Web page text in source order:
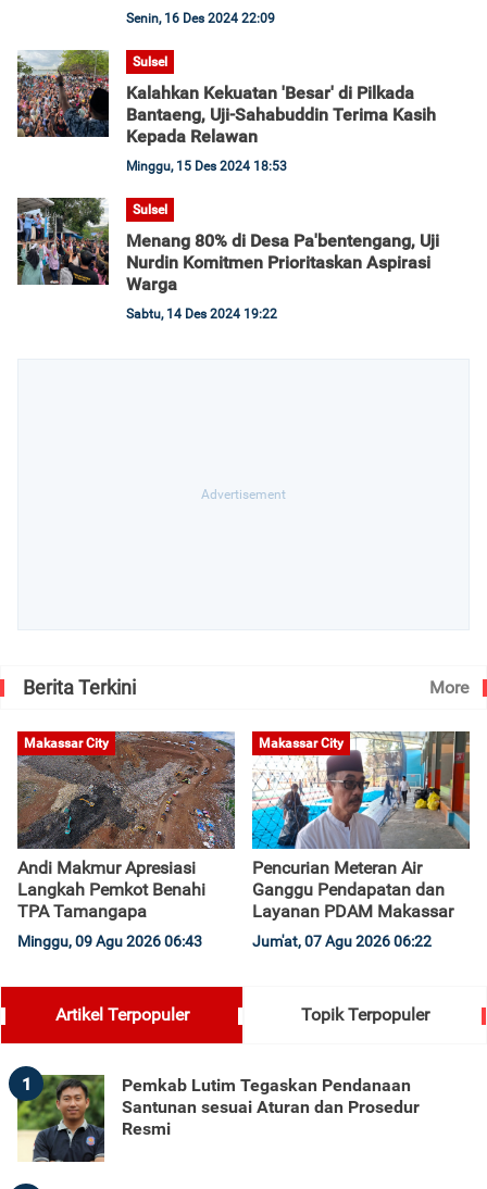
Senin, 16 Des 2024 22:09
Sulsel
Kalahkan Kekuatan 'Besar' di Pilkada
Bantaeng, Uji-Sahabuddin Terima Kasih
Kepada Relawan
Minggu, 15 Des 2024 18:53
Sulsel
Menang 80% di Desa Pa'bentengang, Uji
Nurdin Komitmen Prioritaskan Aspirasi
Warga
Sabtu, 14 Des 2024 19:22
Berita Terkini More
Makassar City
Andi Makmur Apresiasi
Langkah Pemkot Benahi
TPA Tamangapa
Minggu, 09 Agu 2026 06:43
Makassar City
Pencurian Meteran Air
Ganggu Pendapatan dan
Layanan PDAM Makassar
Jum'at, 07 Agu 2026 06:22
Artikel Terpopuler Topik Terpopuler
1
Pemkab Lutim Tegaskan Pendanaan
Santunan sesuai Aturan dan Prosedur
Resmi